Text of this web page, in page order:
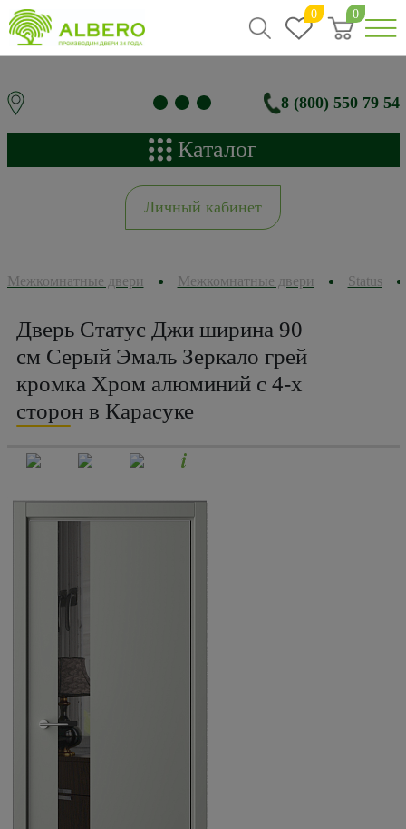
0 0
8 (800) 550 79 54
Каталог
Личный кабинет
Межкомнатные двери Межкомнатные двери Status
Дверь Статус Джи ширина 90
см Серый Эмаль Зеркало грей
кромка Хром алюминий с 4-х
сторон в Карасуке